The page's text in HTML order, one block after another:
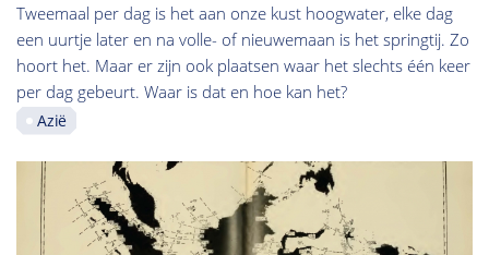
Tweemaal per dag is het aan onze kust hoogwater, elke dag
een uurtje later en na volle- of nieuwemaan is het springtij. Zo
hoort het. Maar er zijn ook plaatsen waar het slechts één keer
per dag gebeurt. Waar is dat en hoe kan het?
Azië